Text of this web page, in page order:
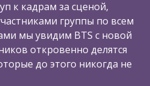
к кадрам за сценой,
группы по всем
мы увидим BTS c новой
откровенно делятся
до этого никогда не